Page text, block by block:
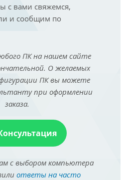
с вами свяжемся,
и сообщим по
ПК на нашем сайте
О желаемых
ПК вы можете
при оформлении
заказа.
с выбором компьютера
ответы на часто